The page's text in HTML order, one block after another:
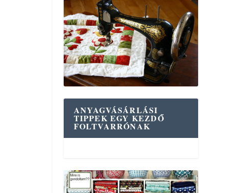
ANYAGVÁSÁRLÁSI
TIPPEK EGY KEZDŐ
FOLTVARRÓNAK